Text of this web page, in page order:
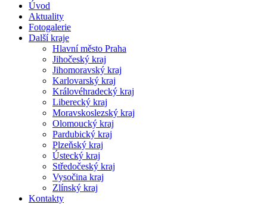
Úvod
Aktuality
Fotogalerie
Další kraje
Hlavní město Praha
Jihočeský kraj
Jihomoravský kraj
Karlovarský kraj
Královéhradecký kraj
Liberecký kraj
Moravskoslezský kraj
Olomoucký kraj
Pardubický kraj
Plzeňský kraj
Ústecký kraj
Středočeský kraj
Vysočina kraj
Zlínský kraj
Kontakty